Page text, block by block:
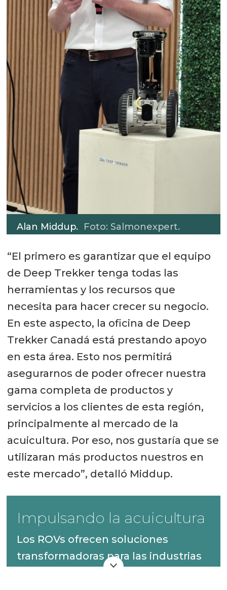
Alan Middup. Foto: Salmonexpert.
“El primero es garantizar que el equipo
de Deep Trekker tenga todas las
herramientas y los recursos que
necesita para hacer crecer su negocio.
En este aspecto, la oficina de Deep
Trekker Canadá está prestando apoyo
en esta área. Esto nos permitirá
asegurarnos de poder ofrecer nuestra
gama completa de productos y
servicios a los clientes de esta región,
principalmente al mercado de la
acuicultura. Por eso, nos gustaría que se
utilizaran más productos nuestros en
este mercado”, detalló Middup.
Impulsando la acuicultura
Los ROVs ofrecen soluciones
transformadoras para las industrias